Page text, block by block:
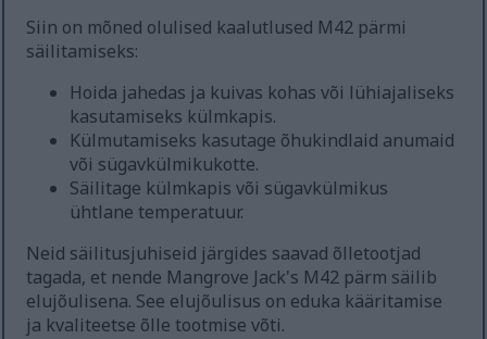
Siin on mõned olulised kaalutlused M42 pärmi
säilitamiseks:
Hoida jahedas ja kuivas kohas või lühiajaliseks
kasutamiseks külmkapis.
Külmutamiseks kasutage õhukindlaid anumaid
või sügavkülmikukotte.
Säilitage külmkapis või sügavkülmikus
ühtlane temperatuur.
Neid säilitusjuhiseid järgides saavad õlletootjad
tagada, et nende Mangrove Jack's M42 pärm säilib
elujõulisena. See elujõulisus on eduka kääritamise
ja kvaliteetse õlle tootmise võti.